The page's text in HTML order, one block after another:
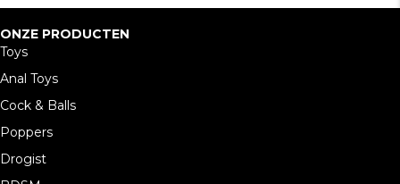
ONZE PRODUCTEN
Toys
Anal Toys
Cock & Balls
Poppers
Drogist